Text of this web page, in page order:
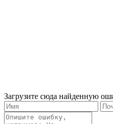
Загрузите сюда найденную